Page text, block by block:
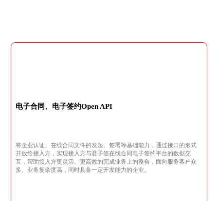
电子合同、电子签约Open API
将企业认证、在线合同文件的发起、签署等基础能力，通过接口的形式
开放给接入方，实现接入方与君子签在线合同电子签约平台的数据交
互，帮助接入方更灵活、更高效的完成业务上的整合，面向服务客户众
多、业务复杂度高，同时具备一定开发能力的企业。